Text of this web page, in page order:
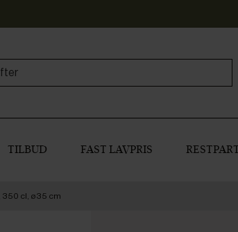
TILBUD FAST LAVPRIS
350 cl, ø35 cm